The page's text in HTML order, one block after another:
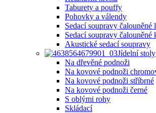
Taburety a pouffy
Pohovky a válendy
Sedací soupravy čalouněné
Sedací soupravy čalouněné
Akustické sedací soupravy
Jídelní stoly
Na dřevěné podnoži
Na kovové podnoži
Na kovové podnoži stříbrné
Na kovové podnoži černé
S oblými rohy
Skládací